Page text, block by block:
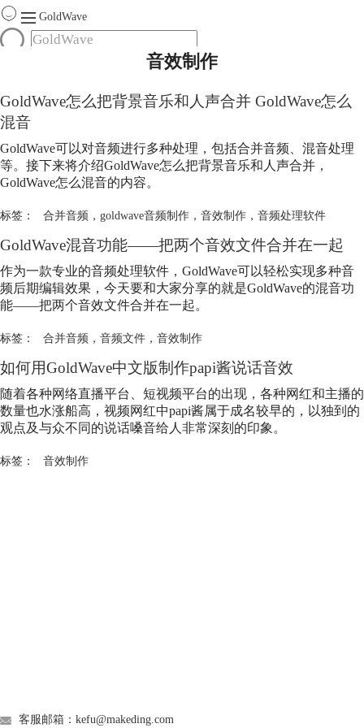
GoldWave
服务
下载
购买
音效制作
GoldWave怎么把背景音乐和人声合并 GoldWave怎么
混音
GoldWave可以对音频进行多种处理，包括合并音频、混音处理
等。接下来将介绍GoldWave怎么把背景音乐和人声合并，
GoldWave怎么混音的内容。
标签： 合并音频， goldwave音频制作， 音效制作， 音频处理软件
GoldWave混音功能——把两个音效文件合并在一起
作为一款专业的音频处理软件，GoldWave可以轻松实现多种音
频后期编辑效果，今天要和大家分享的就是GoldWave的混音功
能——把两个音效文件合并在一起。
标签： 合并音频， 音频文件， 音效制作
如何用GoldWave中文版制作papi酱说话音效
随着各种网络直播平台、短视频平台的出现，各种网红和主播的
数量也水涨船高，视频网红中papi酱属于成名较早的，以独到的
观点及与众不同的说话嗓音给人非常深刻的印象。
标签： 音效制作
客服邮箱：kefu@makeding.com